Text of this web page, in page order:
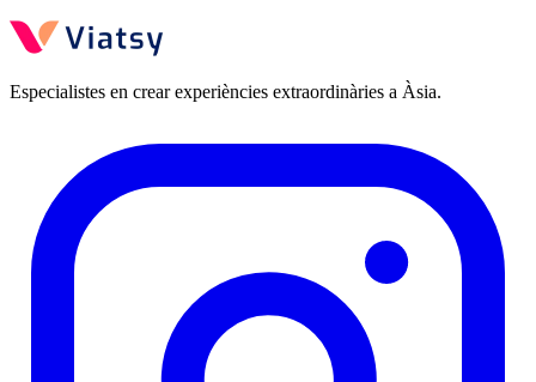
Especialistes en crear experiències extraordinàries a Àsia.